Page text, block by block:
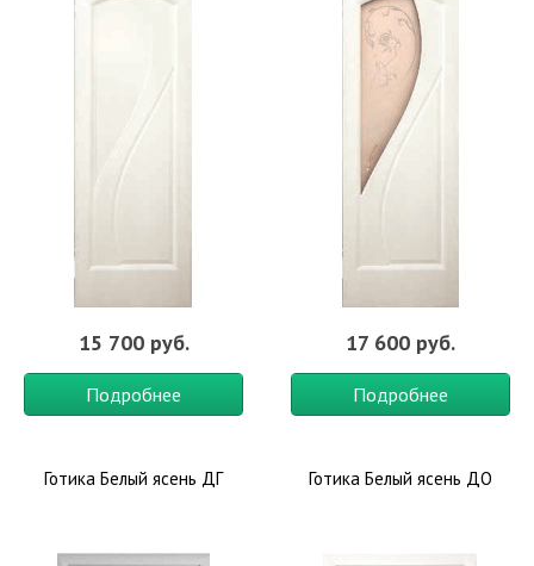
15 700 руб.
Подробнее
17 600 руб.
Подробнее
Готика Белый ясень ДГ Готика Белый ясень ДО